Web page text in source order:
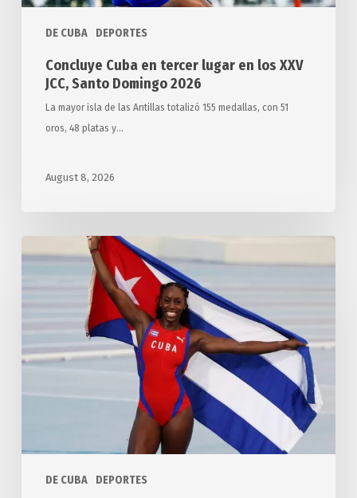
DE CUBA DEPORTES
Concluye Cuba en tercer lugar en los XXV
JCC, Santo Domingo 2026
La mayor isla de las Antillas totalizó 155 medallas, con 51
oros, 48 platas y…
August 8, 2026
DE CUBA DEPORTES
con
doradas
en
Domingo